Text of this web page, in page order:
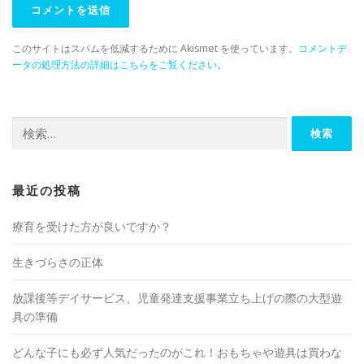
このサイトはスパムを低減するために Akismet を使っています。 コメントデ
ータの処理方法の詳細はこちらをご覧ください。
索:
最近の投稿
療育を受けた方が良いですか？
生きづらさの正体
放課後等デイサービス、児童発達支援事業立ち上げの際の大型遊
具の準備
どんな子にも必ず人気だったのがこれ！おもちゃや遊具は買わな